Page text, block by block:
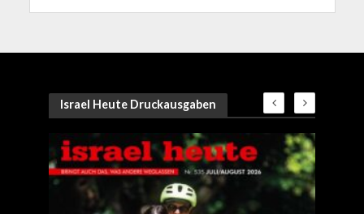
Israel Heute Druckausgaben